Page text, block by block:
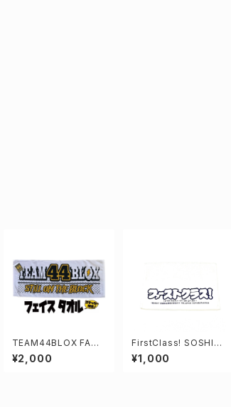
TEAM44BLOX FACE
TOWEL
¥2,000
FirstClass! SOSHIN
A Towel
¥1,000